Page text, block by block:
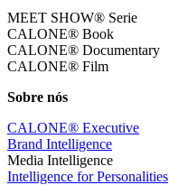
MEET SHOW® Serie
CALONE® Book
CALONE® Documentary
CALONE® Film
Sobre nós
CALONE® Executive
Brand Intelligence
Media Intelligence
Intelligence for Personalities